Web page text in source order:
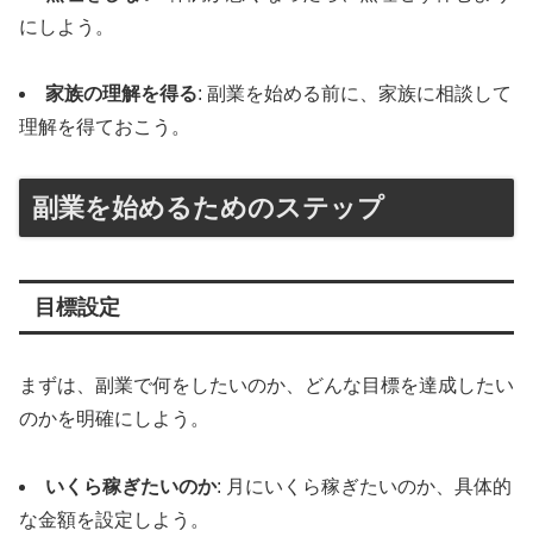
にしよう。
家族の理解を得る: 副業を始める前に、家族に相談して
理解を得ておこう。
副業を始めるためのステップ
目標設定
まずは、副業で何をしたいのか、どんな目標を達成したい
のかを明確にしよう。
いくら稼ぎたいのか: 月にいくら稼ぎたいのか、具体的
な金額を設定しよう。